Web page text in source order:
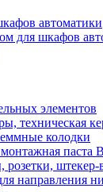
автоматики
элементов
колодки